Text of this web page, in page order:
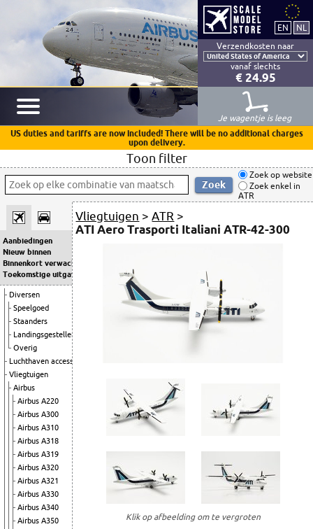
Verzendkosten naar
vanaf slechts
€ 24.95
Je wagentje is leeg
US duties and tariffs are now included! There will be no additional charges
upon delivery.
Toon filter
Zoek op website
Zoek enkel in
ATR
Aanbiedingen
Nieuw binnen
Binnenkort verwacht
Toekomstige uitgaven
Diversen
Speelgoed
Staanders
Landingsgestellen
Overig
Luchthaven accessoires
Vliegtuigen
Airbus
Airbus A220
Airbus A300
Airbus A310
Airbus A318
Airbus A319
Airbus A320
Airbus A321
Airbus A330
Airbus A340
Airbus A350
Vliegtuigen >ATR >
ATI Aero Trasporti Italiani ATR-42-300
Klik op afbeelding om te vergroten